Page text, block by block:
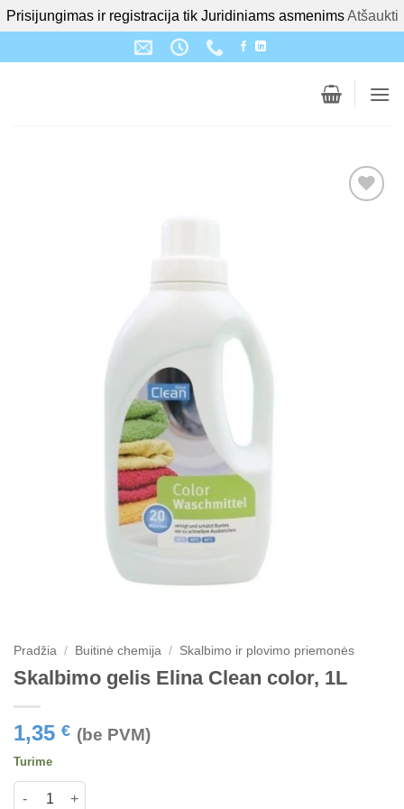
Prisijungimas ir registracija tik Juridiniams asmenimsAtšaukti
to
Pradžia / Buitinė chemija / Skalbimo ir plovimo priemonės
Skalbimo gelis Elina Clean color, 1L
1,35 € (be PVM)
Turime
produkto kiekis: Skalbimo gelis Elina Clean color, 1L